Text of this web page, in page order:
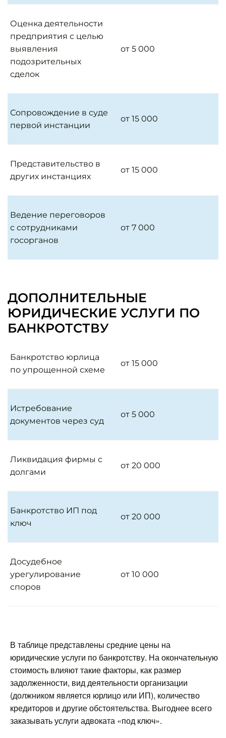
Оценка деятельности
предприятия с целью
выявления
подозрительных
сделок
от 5 000
Сопровождение в суде
первой инстанции
от 15 000
Представительство в
других инстанциях
от 15 000
Ведение переговоров
с сотрудниками
госорганов
от 7 000
ДОПОЛНИТЕЛЬНЫЕ
ЮРИДИЧЕСКИЕ УСЛУГИ ПО
БАНКРОТСТВУ
Банкротство юрлица
по упрощенной схеме
от 15 000
Истребование
документов через суд
от 5 000
Ликвидация фирмы с
долгами
от 20 000
Банкротство ИП под
ключ
от 20 000
Досудебное
урегулирование
споров
от 10 000
В таблице представлены средние цены на
юридические услуги по банкротству. На окончательную
стоимость влияют такие факторы, как размер
задолженности, вид деятельности организации
(должником является юрлицо или ИП), количество
кредиторов и другие обстоятельства. Выгоднее всего
заказывать услуги адвоката «под ключ».